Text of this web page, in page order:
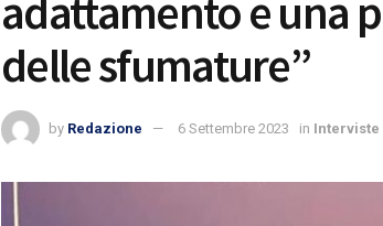
adattamento e una
delle sfumature”
by Redazione 6 Settembre 2023 in Interviste